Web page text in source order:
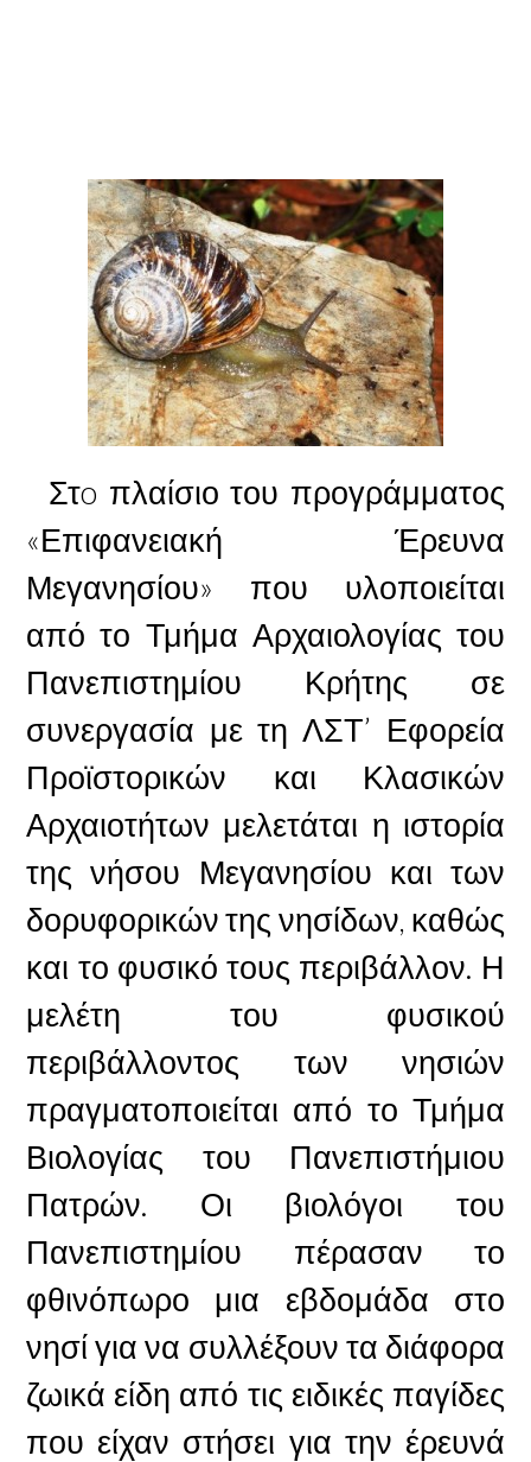
Στo πλαίσιο του προγράμματος
«Επιφανειακή Έρευνα
Μεγανησίου» που υλοποιείται
από το Τμήμα Αρχαιολογίας του
Πανεπιστημίου Κρήτης σε
συνεργασία με τη ΛΣΤ’ Εφορεία
Προϊστορικών και Κλασικών
Αρχαιοτήτων μελετάται η ιστορία
της νήσου Μεγανησίου και των
δορυφορικών της νησίδων, καθώς
και το φυσικό τους περιβάλλον. Η
μελέτη του φυσικού
περιβάλλοντος των νησιών
πραγματοποιείται από το Τμήμα
Βιολογίας του Πανεπιστήμιου
Πατρών. Οι βιολόγοι του
Πανεπιστημίου πέρασαν το
φθινόπωρο μια εβδομάδα στο
νησί για να συλλέξουν τα διάφορα
ζωικά είδη από τις ειδικές παγίδες
που είχαν στήσει για την έρευνά